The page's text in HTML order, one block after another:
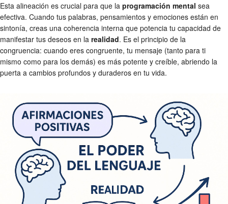
Esta alineación es crucial para que la programación mental sea
efectiva. Cuando tus palabras, pensamientos y emociones están en
sintonía, creas una coherencia interna que potencia tu capacidad de
manifestar tus deseos en la realidad. Es el principio de la
congruencia: cuando eres congruente, tu mensaje (tanto para ti
mismo como para los demás) es más potente y creíble, abriendo la
puerta a cambios profundos y duraderos en tu vida.